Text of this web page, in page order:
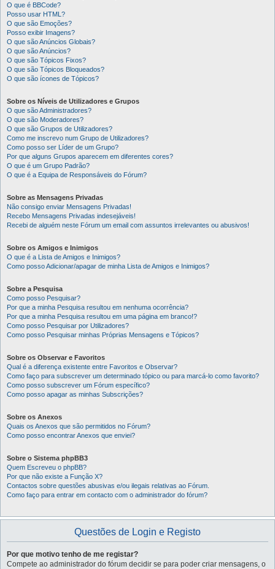
O que é BBCode?
Posso usar HTML?
O que são Emoções?
Posso exibir Imagens?
O que são Anúncios Globais?
O que são Anúncios?
O que são Tópicos Fixos?
O que são Tópicos Bloqueados?
O que são ícones de Tópicos?
Sobre os Níveis de Utilizadores e Grupos
O que são Administradores?
O que são Moderadores?
O que são Grupos de Utilizadores?
Como me inscrevo num Grupo de Utilizadores?
Como posso ser Líder de um Grupo?
Por que alguns Grupos aparecem em diferentes cores?
O que é um Grupo Padrão?
O que é a Equipa de Responsáveis do Fórum?
Sobre as Mensagens Privadas
Não consigo enviar Mensagens Privadas!
Recebo Mensagens Privadas indesejáveis!
Recebi de alguém neste Fórum um email com assuntos irrelevantes ou abusivos!
Sobre os Amigos e Inimigos
O que é a Lista de Amigos e Inimigos?
Como posso Adicionar/apagar de minha Lista de Amigos e Inimigos?
Sobre a Pesquisa
Como posso Pesquisar?
Por que a minha Pesquisa resultou em nenhuma ocorrência?
Por que a minha Pesquisa resultou em uma página em branco!?
Como posso Pesquisar por Utilizadores?
Como posso Pesquisar minhas Próprias Mensagens e Tópicos?
Sobre os Observar e Favoritos
Qual é a diferença existente entre Favoritos e Observar?
Como faço para subscrever um determinado tópico ou para marcá-lo como favorito?
Como posso subscrever um Fórum específico?
Como posso apagar as minhas Subscrições?
Sobre os Anexos
Quais os Anexos que são permitidos no Fórum?
Como posso encontrar Anexos que enviei?
Sobre o Sistema phpBB3
Quem Escreveu o phpBB?
Por que não existe a Função X?
Contactos sobre questões abusivas e/ou ilegais relativas ao Fórum.
Como faço para entrar em contacto com o administrador do fórum?
Questões de Login e Registo
Por que motivo tenho de me registar?
Compete ao administrador do fórum decidir se para poder criar mensagens, o